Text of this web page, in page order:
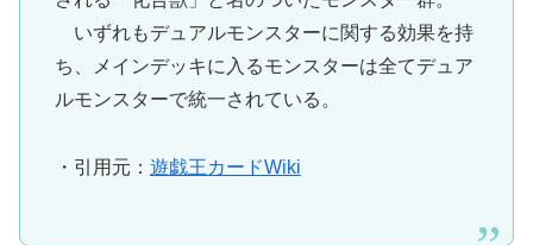
いずれもデュアルモンスターに関する効果を持
ち、メインデッキに入るモンスターは全てデュア
ルモンスターで統一されている。
・引用元： 遊戯王カードWiki